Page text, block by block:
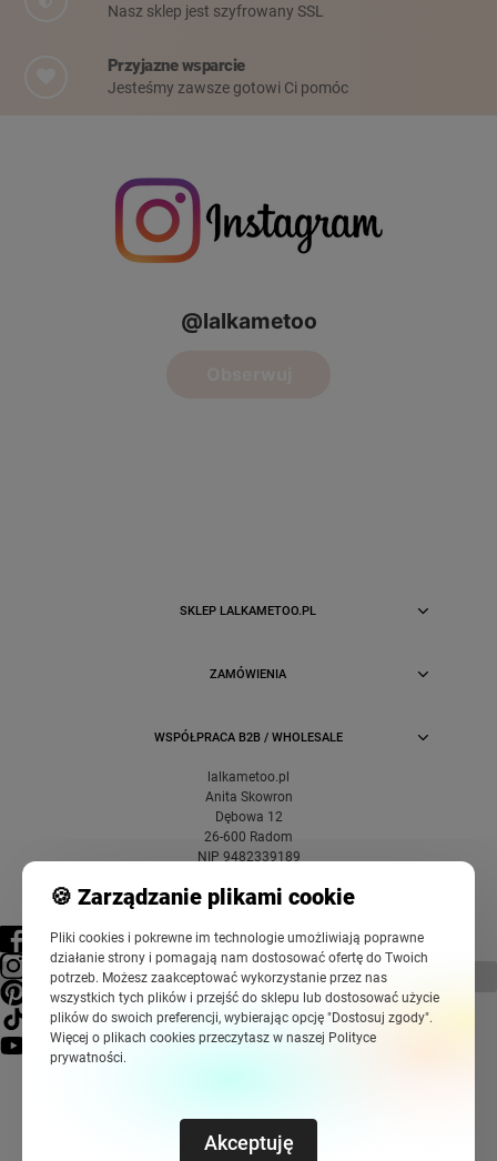
Nasz sklep jest szyfrowany SSL
Przyjazne wsparcie
Jesteśmy zawsze gotowi Ci pomóc
SKLEP LALKAMETOO.PL
ZAMÓWIENIA
WSPÓŁPRACA B2B / WHOLESALE
lalkametoo.pl
Anita Skowron
Dębowa 12
26-600 Radom
NIP 9482339189
pokaż pełną wersję strony
Sklep internetowy Shoper Premium Szablony Shoper Modern™
🍪 Zarządzanie plikami cookie
Pliki cookies i pokrewne im technologie umożliwiają poprawne
działanie strony i pomagają nam dostosować ofertę do Twoich
potrzeb. Możesz zaakceptować wykorzystanie przez nas
wszystkich tych plików i przejść do sklepu lub dostosować użycie
plików do swoich preferencji, wybierając opcję "Dostosuj zgody".
Więcej o plikach cookies przeczytasz w naszej Polityce
prywatności.
Akceptuję